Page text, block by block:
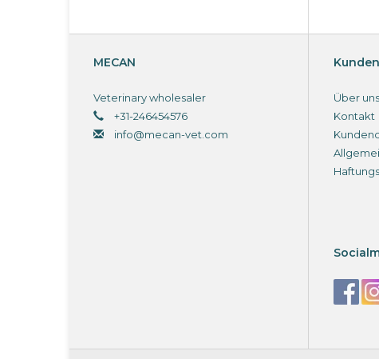
MECAN
Veterinary wholesaler
+31-246454576
info@mecan-vet.com
Über uns
Kontakt